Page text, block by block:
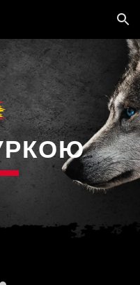
Skip to navigation